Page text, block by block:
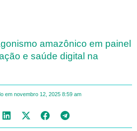
amazônico em painel
e saúde digital na
em novembro 12, 2025 8:59 am